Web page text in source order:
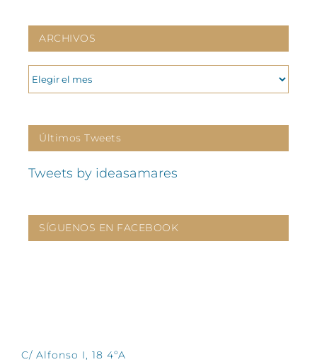
ARCHIVOS
ARCHIVOS
Últimos Tweets
Tweets by ideasamares
SÍGUENOS EN FACEBOOK
C/ Alfonso I, 18 4ºA